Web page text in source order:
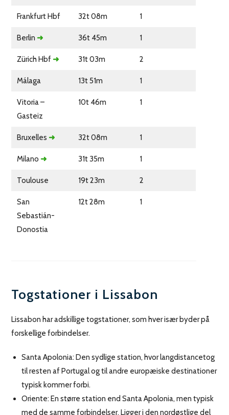
Frankfurt Hbf 32t 08m 1
Berlin ➜ 36t 45m 1
Zürich Hbf ➜ 31t 03m 2
Málaga 13t 51m 1
Vitoria –
Gasteiz
10t 46m 1
Bruxelles ➜ 32t 08m 1
Milano ➜ 31t 35m 1
Toulouse 19t 23m 2
San
Sebastián-
Donostia
12t 28m 1
Togstationer i Lissabon
Lissabon har adskillige togstationer, som hver især byder på
forskellige forbindelser.
Santa Apolonia: Den sydlige station, hvor langdistancetog
til resten af Portugal og til andre europæiske destinationer
typisk kommer forbi.
Oriente: En større station end Santa Apolonia, men typisk
med de samme forbindelser. Ligger i den nordøstlige del